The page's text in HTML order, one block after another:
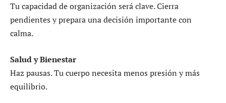
Tu capacidad de organización será clave. Cierra
pendientes y prepara una decisión importante con
calma.
Salud y Bienestar
Haz pausas. Tu cuerpo necesita menos presión y más
equilibrio.